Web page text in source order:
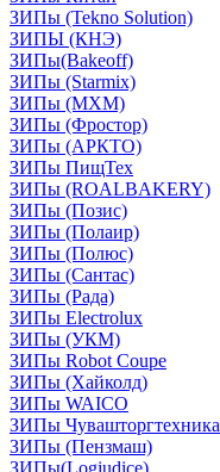
ЗИПы (Tekno Solution)
ЗИПЫ (КНЭ)
ЗИПы(Bakeoff)
ЗИПы (Starmix)
ЗИПы (МХМ)
ЗИПы (Фростор)
ЗИПы (АРКТО)
ЗИПы ПищТех
ЗИПы (ROALBAKERY)
ЗИПы (Позис)
ЗИПы (Полаир)
ЗИПы (Полюс)
ЗИПы (Сантас)
ЗИПы (Рада)
ЗИПы Electrolux
ЗИПы (УКМ)
ЗИПы Robot Coupe
ЗИПы (Хайколд)
ЗИПы WAICO
ЗИПы Чувашторгтехника
ЗИПы (Пензмаш)
ЗИПы(Logiudice)